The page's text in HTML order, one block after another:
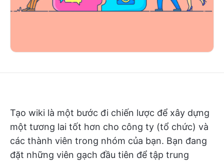
Tạo wiki là một bước đi chiến lược để xây dựng
một tương lai tốt hơn cho công ty (tổ chức) và
các thành viên trong nhóm của bạn. Bạn đang
đặt những viên gạch đầu tiên để tập trung